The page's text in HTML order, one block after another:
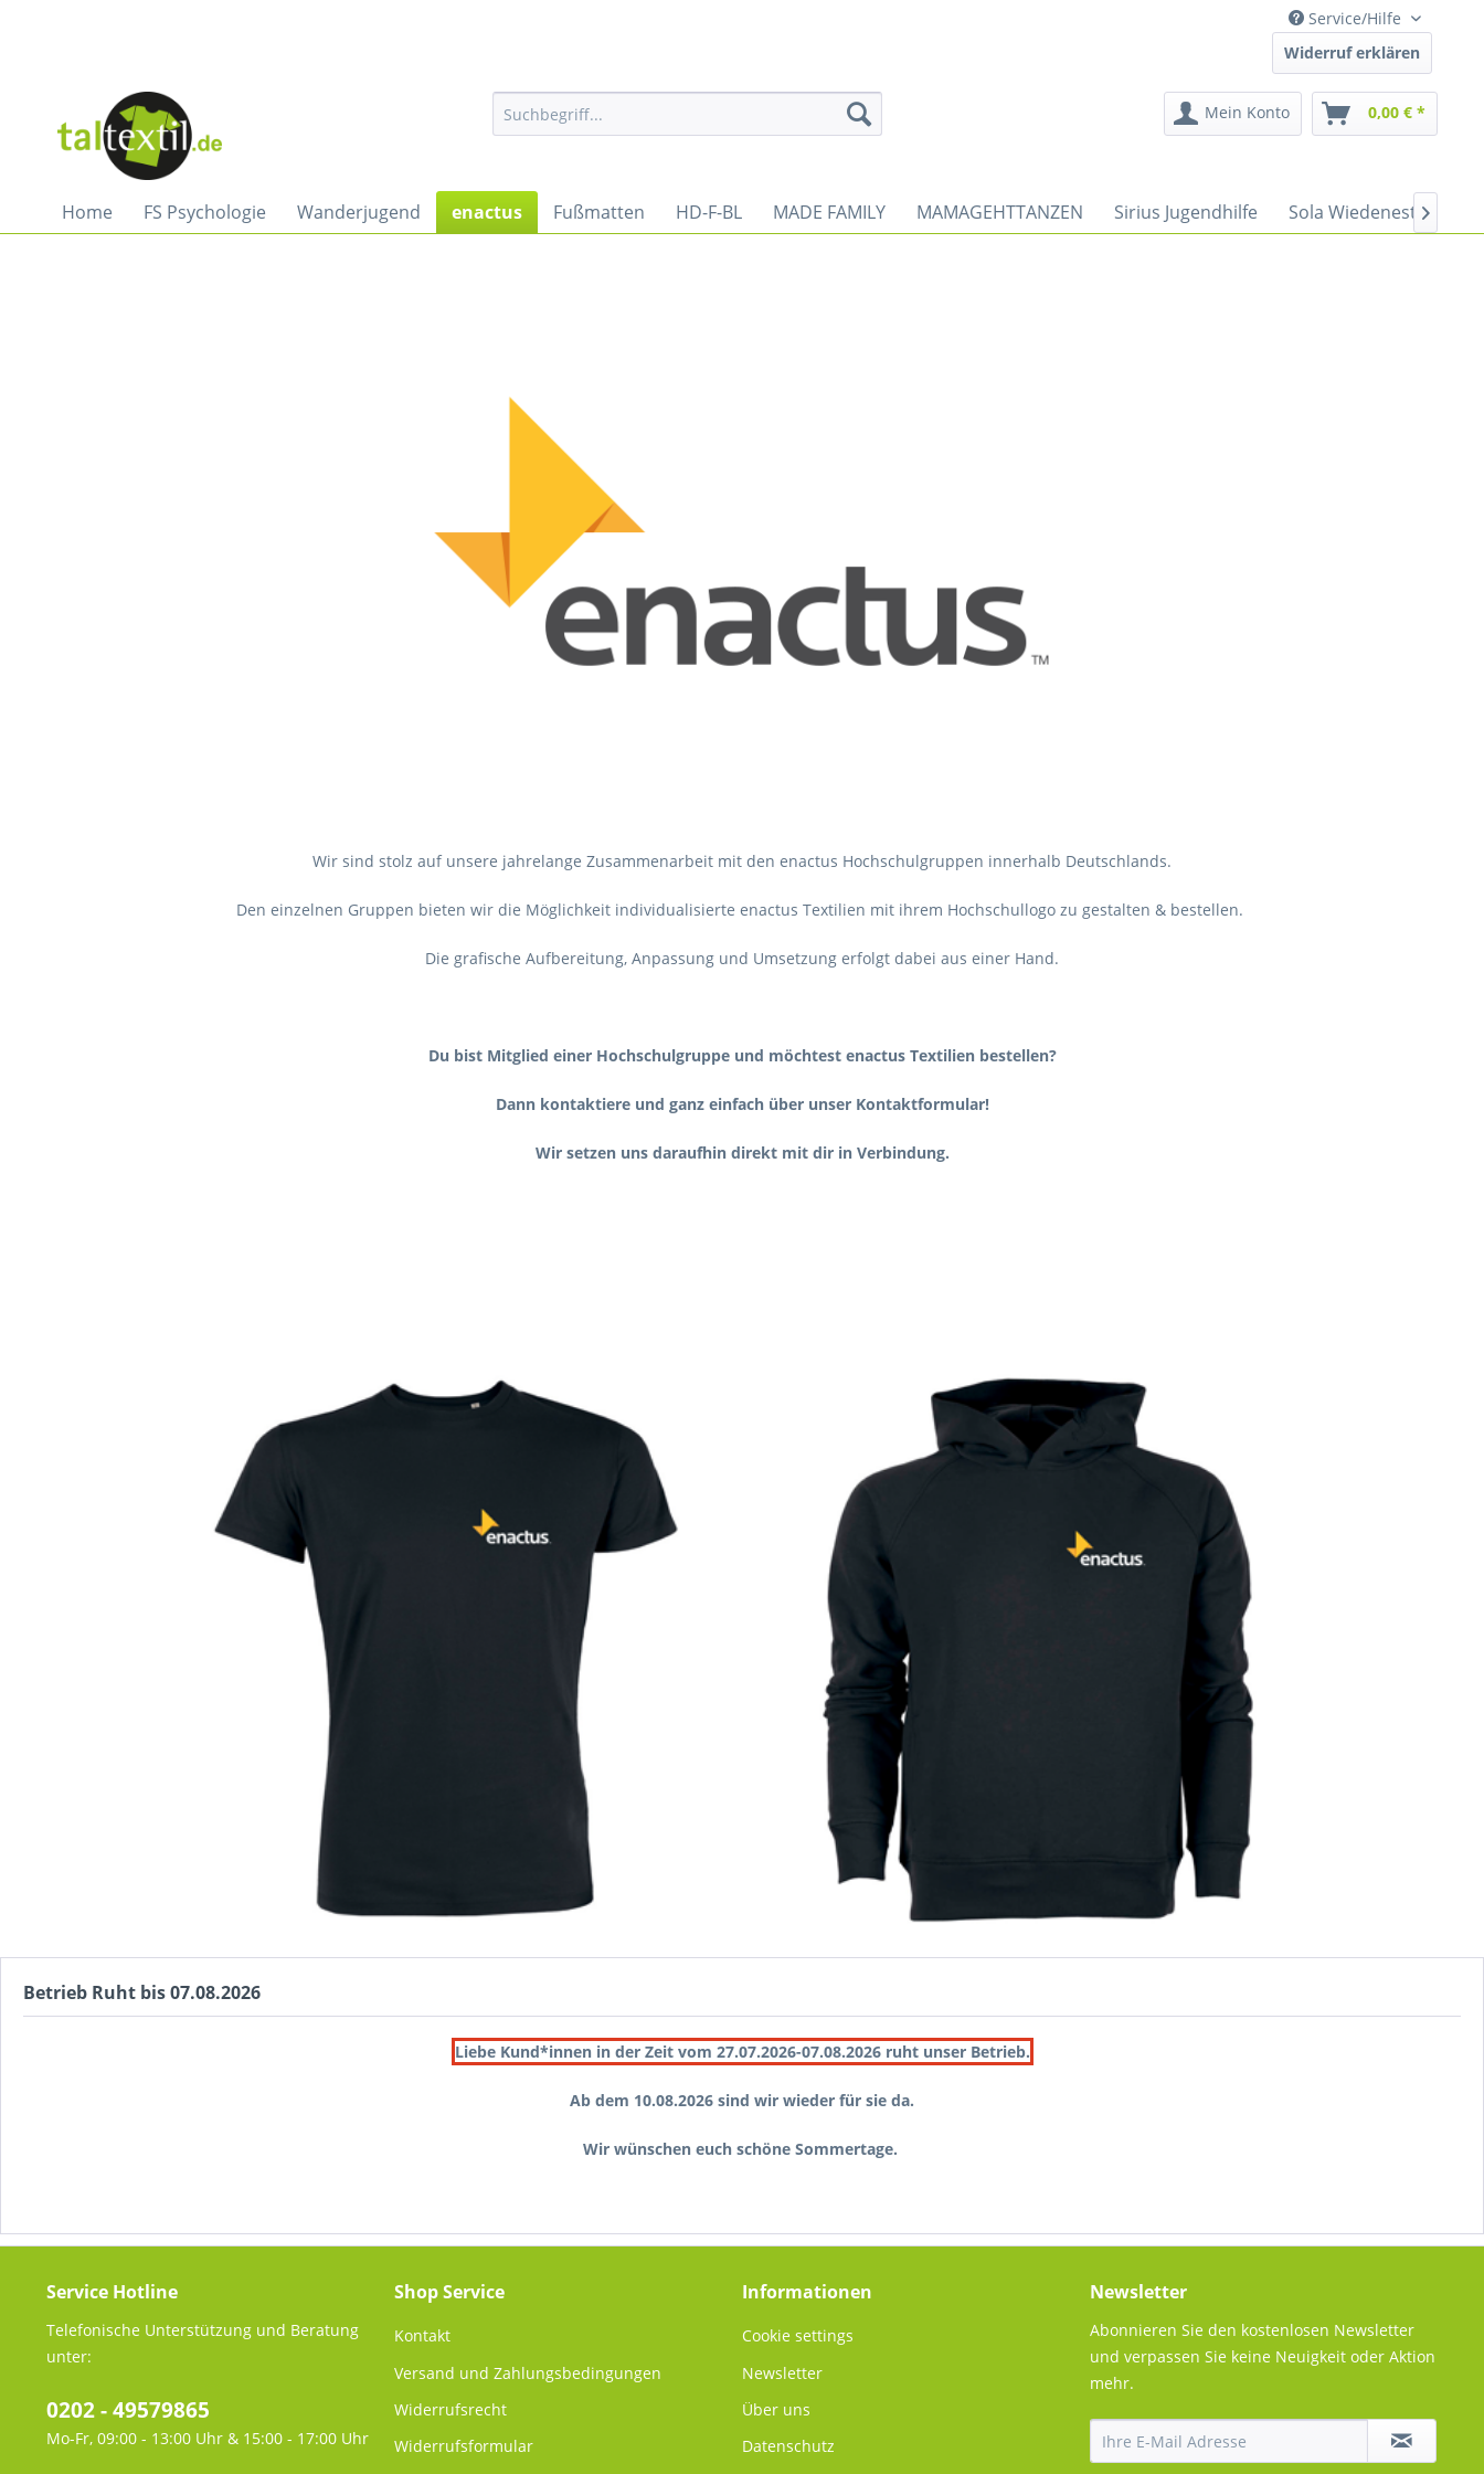
Service/Hilfe
Widerruf erklären
Mein Konto 0,00 € *
Home FS Psychologie Wanderjugend enactus Fußmatten HD-F-BL MADE FAMILY MAMAGEHTTANZEN Sirius Jugendhilfe Sola Wiedenest 
Wir sind stolz auf unsere jahrelange Zusammenarbeit mit den enactus Hochschulgruppen innerhalb Deutschlands.
Den einzelnen Gruppen bieten wir die Möglichkeit individualisierte enactus Textilien mit ihrem Hochschullogo zu gestalten & bestellen.
Die grafische Aufbereitung, Anpassung und Umsetzung erfolgt dabei aus einer Hand.
Du bist Mitglied einer Hochschulgruppe und möchtest enactus Textilien bestellen?
Dann kontaktiere und ganz einfach über unser Kontaktformular!
Wir setzen uns daraufhin direkt mit dir in Verbindung.
Betrieb Ruht bis 07.08.2026
Liebe Kund*innen in der Zeit vom 27.07.2026-07.08.2026 ruht unser Betrieb.
Ab dem 10.08.2026 sind wir wieder für sie da.
Wir wünschen euch schöne Sommertage.
Service Hotline
Telefonische Unterstützung und Beratung
unter:
0202 - 49579865
Mo-Fr, 09:00 - 13:00 Uhr & 15:00 - 17:00 Uhr
Shop Service
Kontakt
Versand und Zahlungsbedingungen
Widerrufsrecht
Widerrufsformular
Informationen
Cookie settings
Newsletter
Über uns
Datenschutz
Newsletter
Abonnieren Sie den kostenlosen Newsletter
und verpassen Sie keine Neuigkeit oder Aktion
mehr.